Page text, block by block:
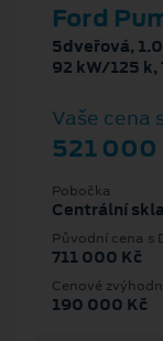
Ford
5dveřová,
92 kW/125
Vaše cena
521 000
Pobočka
Centrální
Původní cena s
711 000 Kč
Cenové
190 000 Kč